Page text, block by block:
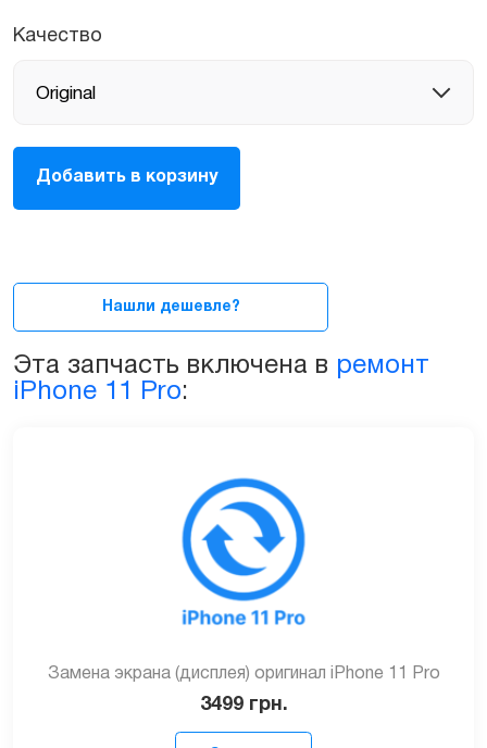
Качество
Дисплей
(экран,
LCD,
сенсорным
для
iPhone
Добавить в корзину
Нашли дешевле?
Эта запчасть включена в ремонт
iPhone 11 Pro:
Замена экрана (дисплея) оригинал iPhone 11 Pro
3499 грн.